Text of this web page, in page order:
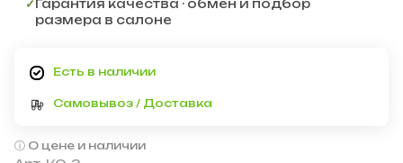
✓Гарантия качества · обмен и подбор
размера в салоне
Есть в наличии
Самовывоз / Доставка
О цене и наличии